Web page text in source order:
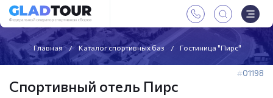
Главная Каталог спортивных баз Гостиница "Пирс"
01198
Спортивный отель Пирс